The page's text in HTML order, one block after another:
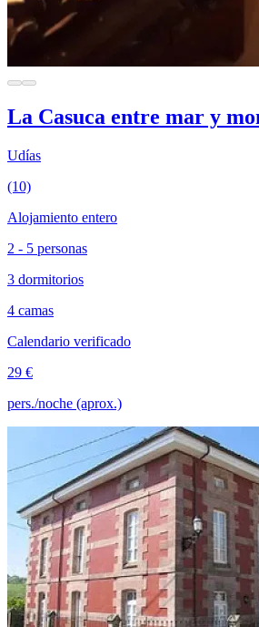
La Casuca entre mar y
Udías
(10)
Alojamiento entero
2 - 5 personas
3 dormitorios
4 camas
Calendario verificado
29 €
pers./noche (aprox.)